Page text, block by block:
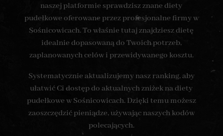
naszej platformie sprawdzisz znane diety
pudełkowe oferowane przez profesjonalne firmy w
Sośnicowicach. To właśnie tutaj znajdziesz dietę
idealnie dopasowaną do Twoich potrzeb,
zaplanowanych celów i przewidywanego kosztu.
Systematycznie aktualizujemy nasz ranking, aby
ułatwić Ci dostęp do aktualnych zniżek na diety
pudełkowe w Sośnicowicach. Dzięki temu możesz
zaoszczędzić pieniądze, używając naszych kodów
polecających.